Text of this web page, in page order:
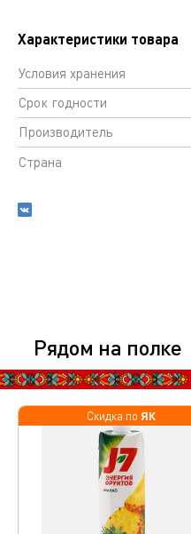
Характеристики товара
Условия хранения
Срок годности
Производитель
Страна
Рядом на полке
Скидка по ЯК